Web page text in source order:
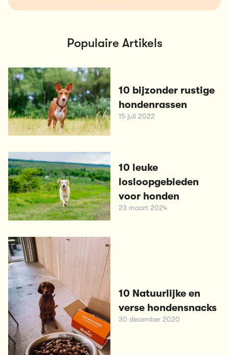
Populaire Artikels
10 bijzonder rustige
hondenrassen
15 juli 2022
10 leuke
losloopgebieden
voor honden
23 maart 2024
10 Natuurlijke en
verse hondensnacks
30 december 2020